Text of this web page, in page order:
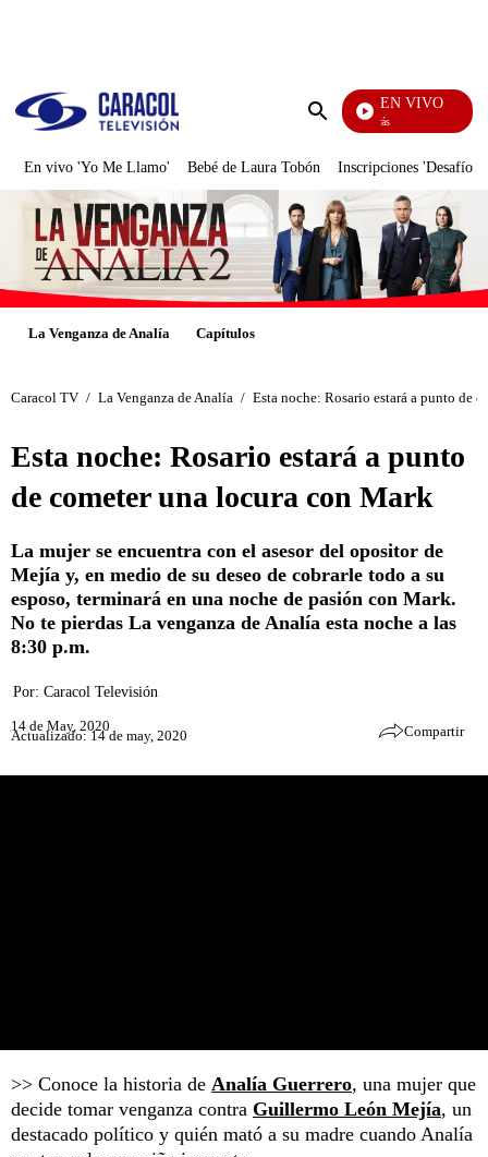
Enviar
EN VIVO
También Caerás
En vivo 'Yo Me Llamo' Bebé de Laura Tobón Inscripciones 'Desafío'
La Venganza de Analía Capítulos
Caracol TV / La Venganza de Analía / Esta noche: Rosario estará a punto de
Esta noche: Rosario estará a punto
de cometer una locura con Mark
La mujer se encuentra con el asesor del opositor de
Mejía y, en medio de su deseo de cobrarle todo a su
esposo, terminará en una noche de pasión con Mark.
No te pierdas La venganza de Analía esta noche a las
8:30 p.m.
Por: Caracol Televisión
14 de May, 2020
Actualizado: 14 de may, 2020 Compartir
>> Conoce la historia de Analía Guerrero, una mujer que
decide tomar venganza contra Guillermo León Mejía, un
destacado político y quién mató a su madre cuando Analía